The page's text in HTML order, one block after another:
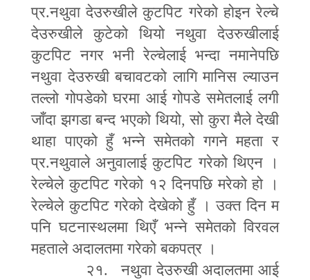
प्र.नथुवा देउरुखीले कुटपिट गरेको होइन रेल्चे
देउरुखीले कुटेको थियो नथुवा देउरुखीलाई
कुटपिट नगर भनी रेल्चेलाई भन्दा नमानेपछि
नथुवा देउरुखी बचावटको लागि मानिस ल्याउन
तल्लो गोपडेको घरमा आई गोपडे समेतलाई लगी
जाँदा झगडा बन्द भएको थियो,सो कुरा मैले देखी
थाहा पाएको हुँ भन्ने समेतको गगने महता र
प्र.नथुवाले अनुवालाई कुटपिट गरेको थिएन ।
रेल्चेले कुटपिट गरेको १२ दिनपछि मरेको हो ।
रेल्चेले कुटपिट गरेको देखेको हुँ । उक्त दिन म
पनि घटनास्थलमा थिएँ भन्ने समेतको विरवल
महताले अदालतमा गरेको बकपत्र ।
२१. नथुवा देउरुखी अदालतमा आई